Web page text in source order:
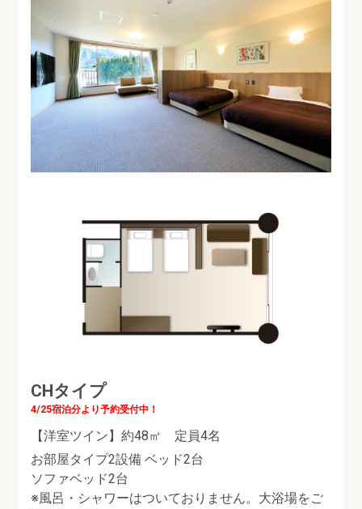
CHタイプ
4/25宿泊分より予約受付中！
【洋室ツイン】約48㎡ 定員4名
お部屋タイプ2設備 ベッド2台
ソファベッド2台
※風呂・シャワーはついておりません。大浴場をご